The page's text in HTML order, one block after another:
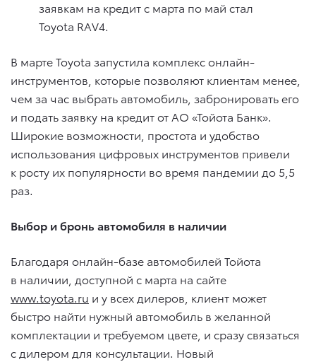
заявкам на кредит с марта по май стал
Toyota RAV4.
В марте Toyota запустила комплекс онлайн-
инструментов, которые позволяют клиентам менее,
чем за час выбрать автомобиль, забронировать его
и подать заявку на кредит от АО «Тойота Банк».
Широкие возможности, простота и удобство
использования цифровых инструментов привели
к росту их популярности во время пандемии до 5,5
раз.
Выбор и бронь автомобиля в наличии
Благодаря онлайн-базе автомобилей Тойота
в наличии, доступной с марта на сайте
www.toyota.ru и у всех дилеров, клиент может
быстро найти нужный автомобиль в желанной
комплектации и требуемом цвете, и сразу связаться
с дилером для консультации. Новый